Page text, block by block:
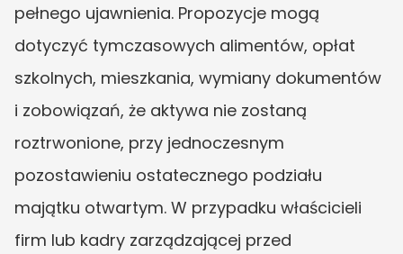
pełnego ujawnienia. Propozycje mogą
dotyczyć tymczasowych alimentów, opłat
szkolnych, mieszkania, wymiany dokumentów
i zobowiązań, że aktywa nie zostaną
roztrwonione, przy jednoczesnym
pozostawieniu ostatecznego podziału
majątku otwartym. W przypadku właścicieli
firm lub kadry zarządzającej przed